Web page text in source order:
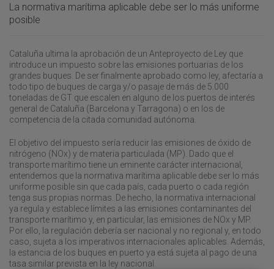
La normativa marítima aplicable debe ser lo más uniforme
posible
Cataluña ultima la aprobación de un Anteproyecto de Ley que
introduce un impuesto sobre las emisiones portuarias de los
grandes buques. De ser finalmente aprobado como ley, afectaría a
todo tipo de buques de carga y/o pasaje de más de 5.000
toneladas de GT que escalen en alguno de los puertos de interés
general de Cataluña (Barcelona y Tarragona) o en los de
competencia de la citada comunidad autónoma.
El objetivo del impuesto sería reducir las emisiones de óxido de
nitrógeno (NOx) y de materia particulada (MP). Dado que el
transporte marítimo tiene un eminente carácter internacional,
entendemos que la normativa marítima aplicable debe ser lo más
uniforme posible sin que cada país, cada puerto o cada región
tenga sus propias normas. De hecho, la normativa internacional
ya regula y establece límites a las emisiones contaminantes del
transporte marítimo y, en particular, las emisiones de NOx y MP.
Por ello, la regulación debería ser nacional y no regional y, en todo
caso, sujeta a los imperativos internacionales aplicables. Además,
la estancia de los buques en puerto ya está sujeta al pago de una
tasa similar prevista en la ley nacional.